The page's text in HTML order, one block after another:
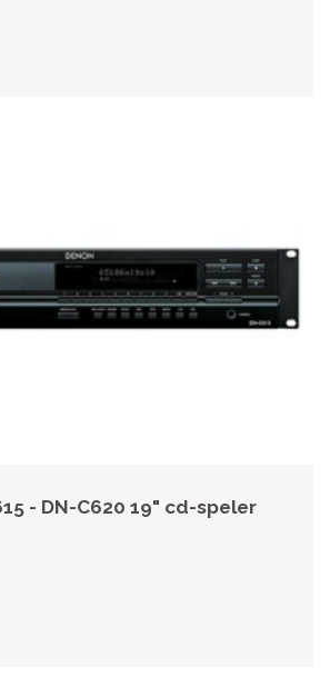
- DN-C620 19" cd-speler